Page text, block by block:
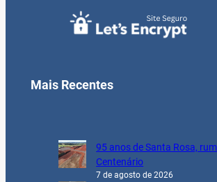
Mais Recentes
95 anos de Santa Rosa,
Centenário
7 de agosto de 2026